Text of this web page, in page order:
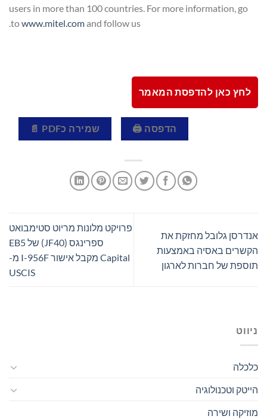
users in more than 100 countries. For more information, go
towww.mitel.comand follow us.
לחץ כאן להדפסת המאמר
הדפסה 🖨 שמירה כPDF 📄
אנדרסן גלובל מחזקת את
הקשרים באסיה באמצעות
תוספת של חברות לארגון
פרויקט מלונות מריוט סטימבואט
ספרינגס (JF40) של EB5
Capital מקבל אישור I-956F מ-
USCIS
ניווט
כלכלה
הייטק וטכנולוגיה
מוזיקה ושירה